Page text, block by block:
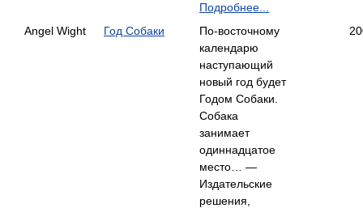
Подробнее...
Angel Wight Год Собаки
По-восточному
календарю
наступающий
новый год будет
Годом Собаки.
Собака
занимает
одиннадцатое
место… —
Издательские
решения,